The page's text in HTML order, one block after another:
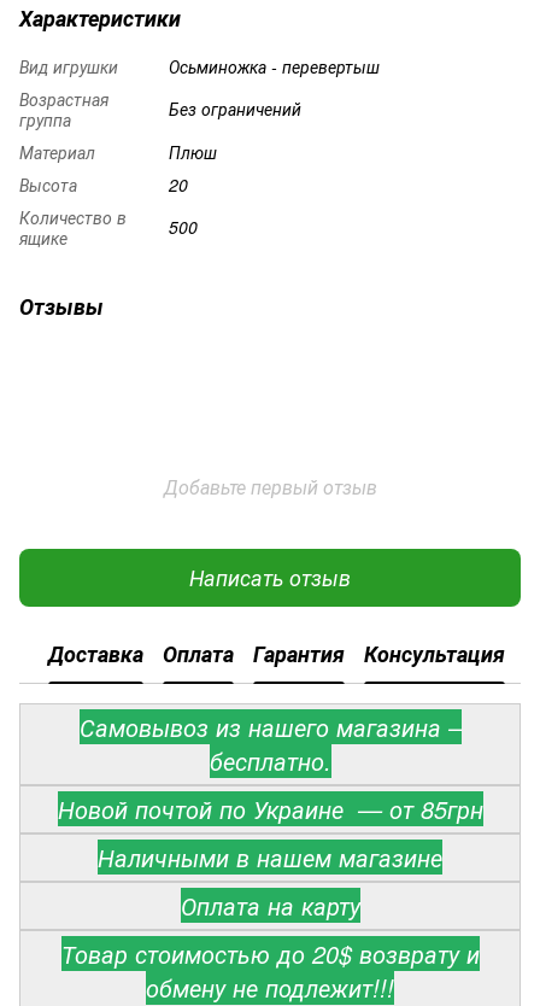
Характеристики
Вид игрушки
Осьминожка - перевертыш
Возрастная
группа
Без ограничений
Материал
Плюш
Высота
20
Количество в
ящике
500
Отзывы
Добавьте первый отзыв
Написать отзыв
Доставка Оплата Гарантия Консультация
Самовывоз из нашего магазина –
бесплатно.
Новой почтой по Украине — от 85грн
Наличными в нашем магазине
Оплата на карту
Товар стоимостью до 20$ возврату и
обмену не подлежит!!!